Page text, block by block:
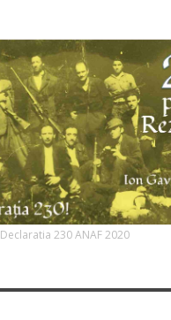
Declaratia 230 ANAF 2020